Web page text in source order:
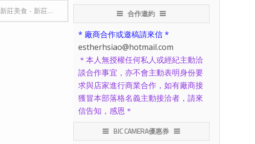
新莊美食 - 新莊鍋物 【新莊美食】好煮藝平價頂級鍋物/好煮藝火鍋店-湯頭與食
合作邀約
* 廠商合作或邀稿請來信 *
estherhsiao@hotmail.com
＊本人無授權任何私人或經紀主動洽
談合作事宜，亦不會主動表明身份要
求與店家進行商業合作，如有廠商接
獲冒本部落格名義主動接洽者，請來
信告知，感恩＊
BIC CAMERA優惠券